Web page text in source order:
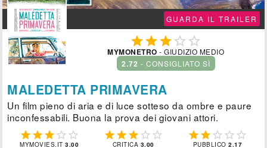
GUARDA IL TRAILER
  
MYMONETRO - GIUDIZIO MEDIO
2.72 - CONSIGLIATO SÌ
MALEDETTA PRIMAVERA
Un film pieno di aria e di luce sotteso da ombre e paure
inconfessabili. Buona la prova dei giovani attori.
    
MYMOVIES.IT3.00
    
CRITICA 3.00
    
PUBBLICO2.17